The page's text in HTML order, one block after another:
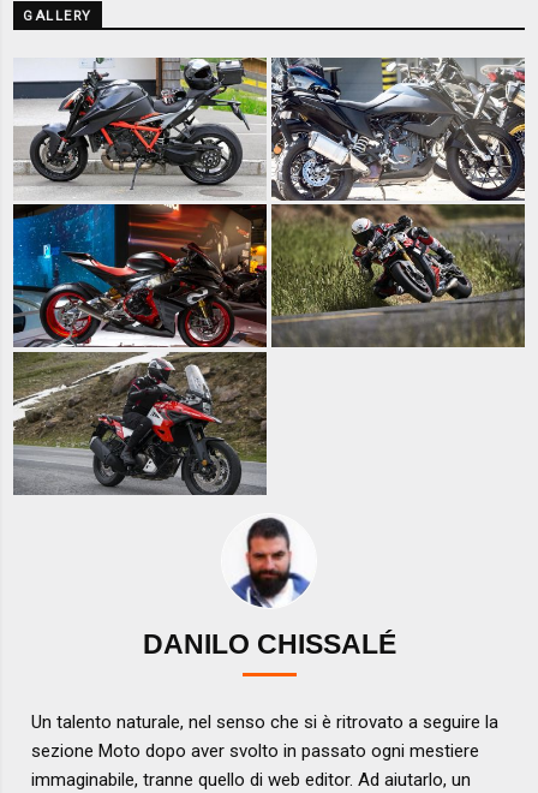
GALLERY
DANILO CHISSALÉ
Un talento naturale, nel senso che si è ritrovato a seguire la
sezione Moto dopo aver svolto in passato ogni mestiere
immaginabile, tranne quello di web editor. Ad aiutarlo, un